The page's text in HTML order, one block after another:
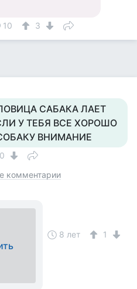
10 3
САБАКА ЛАЕТ
У ТЕБЯ ВСЕ ХОРОШО
ВНИМАНИЕ
0
комментарии
8 лет 1